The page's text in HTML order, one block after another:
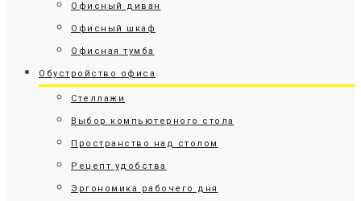
Офисный диван
Офисный шкаф
Офисная тумба
Обустройство офиса
Стеллажи
Выбор компьютерного стола
Пространство над столом
Рецепт удобства
Эргономика рабочего дня